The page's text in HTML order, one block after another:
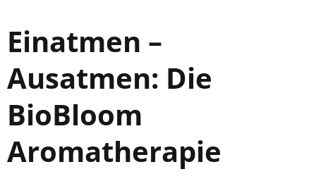
Einatmen –
Ausatmen: Die
BioBloom
Aromatherapie